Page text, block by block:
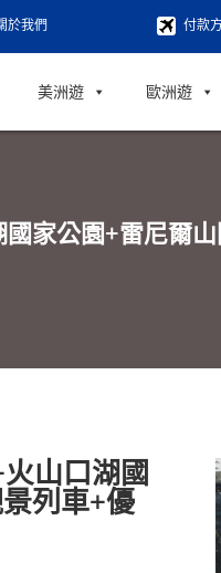
於我們 付款
美洲遊 歐洲遊
家公園+雷尼爾
山口湖國
列車+優